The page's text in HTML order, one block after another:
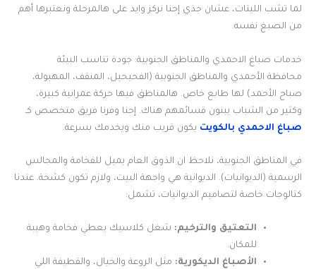
لما تشب الليتات، عشان جذي إحنا نركز وايد على هالمرحلة ونعتبرها أهم
من الصبغ نفسه.
خدمات صباغ الاحمدي والمناطق الجنوبية: جودة تناسب البيئة
محافظة الأحمدي والمناطق الجنوبية (الفحيحيل، المنقف، المهبولة،
صباح الأحمد) لها طابع خاص. هالمناطق فيها حركة عمرانية كبيرة،
وكثير من الشباب يبنون قسائمهم هناك. إحنا وفرنا فريق متخصص كـ
صباغ الاحمدي بالكويت يكون قريب منك ويخدمك بسرعة.
في المناطق الجنوبية، نلاحظ ان الذوق العام يميل للفخامة والمجالس
الرسمية (الديوانيات). الديوانية هي واجهة البيت، ولازم تكون كشخة. عندنا
كتالوجات خاصة لتصاميم الديوانيات، تشمل:
التعتيق والترخيم: شغل كلاسيك يعطي فخامة وهيبة
للمكان.
الأصباغ الديكورية: مثل الروعة والخيال، والقطيفة اللي